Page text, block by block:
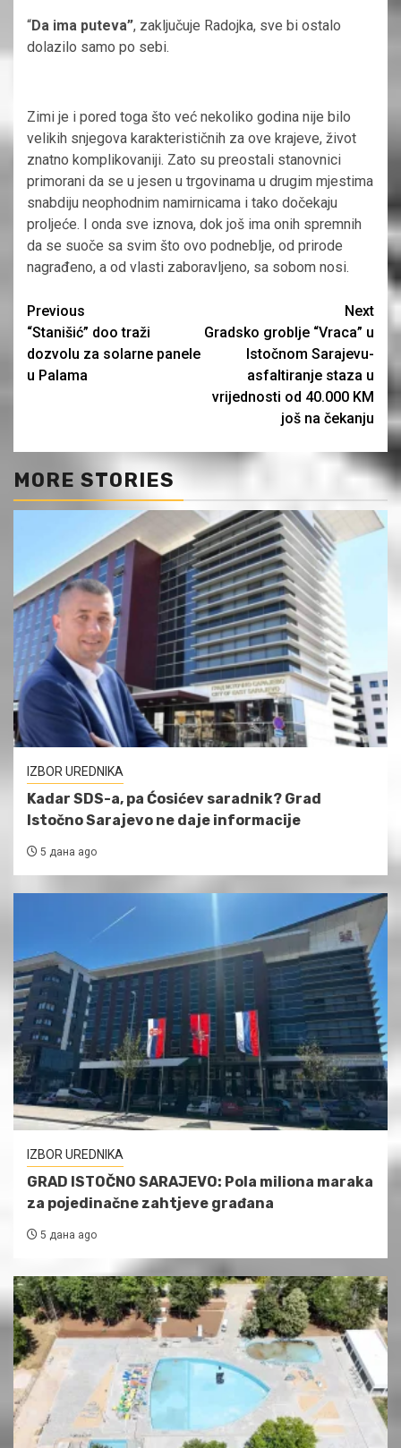
“Da ima puteva”, zaključuje Radojka, sve bi ostalo
dolazilo samo po sebi.
Zimi je i pored toga što već nekoliko godina nije bilo
velikih snjegova karakterističnih za ove krajeve, život
znatno komplikovaniji. Zato su preostali stanovnici
primorani da se u jesen u trgovinama u drugim mjestima
snabdiju neophodnim namirnicama i tako dočekaju
proljeće. I onda sve iznova, dok još ima onih spremnih
da se suoče sa svim što ovo podneblje, od prirode
nagrađeno, a od vlasti zaboravljeno, sa sobom nosi.
Continue
Reading
Previous
“Stanišić” doo traži
dozvolu za solarne panele
u Palama
Next
Gradsko groblje “Vraca” u
Istočnom Sarajevu-
asfaltiranje staza u
vrijednosti od 40.000 KM
još na čekanju
MORE STORIES
IZBOR UREDNIKA
Kadar SDS-a, pa Ćosićev saradnik? Grad
Istočno Sarajevo ne daje informacije
5 дана ago
IZBOR UREDNIKA
GRAD ISTOČNO SARAJEVO: Pola miliona maraka
za pojedinačne zahtjeve građana
5 дана ago